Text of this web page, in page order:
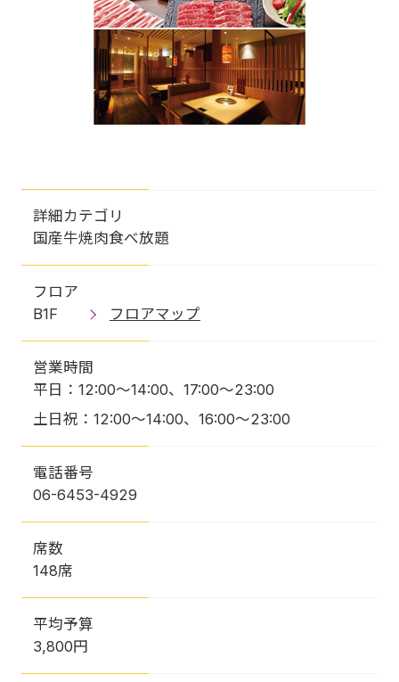
詳細カテゴリ
国産牛焼肉食べ放題
フロア
B1F
フロアマップ
営業時間
平日：12:00～14:00、17:00～23:00
土日祝：12:00～14:00、16:00～23:00
電話番号
06-6453-4929
席数
148席
平均予算
3,800円